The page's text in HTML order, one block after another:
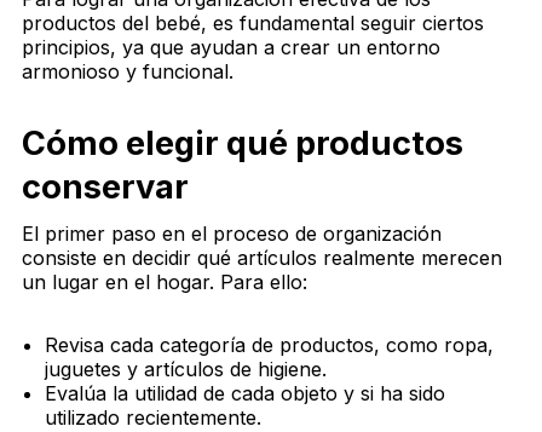
productos del bebé, es fundamental seguir ciertos
principios, ya que ayudan a crear un entorno
armonioso y funcional.
Cómo elegir qué productos
conservar
El primer paso en el proceso de organización
consiste en decidir qué artículos realmente merecen
un lugar en el hogar. Para ello:
Revisa cada categoría de productos, como ropa,
juguetes y artículos de higiene.
Evalúa la utilidad de cada objeto y si ha sido
utilizado recientemente.